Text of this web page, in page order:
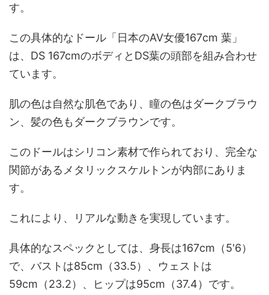
す。
この具体的なドール「日本のAV女優167cm 葉」
は、DS 167cmのボディとDS葉の頭部を組み合わせ
ています。
肌の色は自然な肌色であり、瞳の色はダークブラウ
ン、髪の色もダークブラウンです。
このドールはシリコン素材で作られており、完全な
関節があるメタリックスケルトンが内部にありま
す。
これにより、リアルな動きを実現しています。
具体的なスペックとしては、身長は167cm（5'6）
で、バストは85cm（33.5）、ウェストは
59cm（23.2）、ヒップは95cm（37.4）です。